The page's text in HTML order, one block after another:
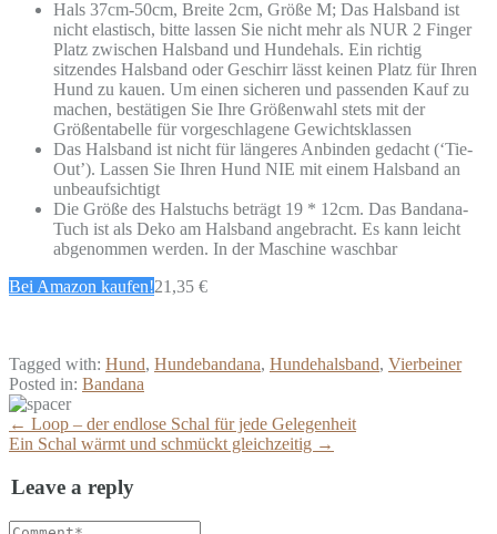
Hals 37cm-50cm, Breite 2cm, Größe M; Das Halsband ist
nicht elastisch, bitte lassen Sie nicht mehr als NUR 2 Finger
Platz zwischen Halsband und Hundehals. Ein richtig
sitzendes Halsband oder Geschirr lässt keinen Platz für Ihren
Hund zu kauen. Um einen sicheren und passenden Kauf zu
machen, bestätigen Sie Ihre Größenwahl stets mit der
Größentabelle für vorgeschlagene Gewichtsklassen
Das Halsband ist nicht für längeres Anbinden gedacht (‘Tie-
Out’). Lassen Sie Ihren Hund NIE mit einem Halsband an
unbeaufsichtigt
Die Größe des Halstuchs beträgt 19 * 12cm. Das Bandana-
Tuch ist als Deko am Halsband angebracht. Es kann leicht
abgenommen werden. In der Maschine waschbar
Bei Amazon kaufen!21,35 €
Tagged with: Hund, Hundebandana, Hundehalsband, Vierbeiner
Posted in: Bandana
More
Articles
← Loop – der endlose Schal für jede Gelegenheit
Ein Schal wärmt und schmückt gleichzeitig →
Leave a reply